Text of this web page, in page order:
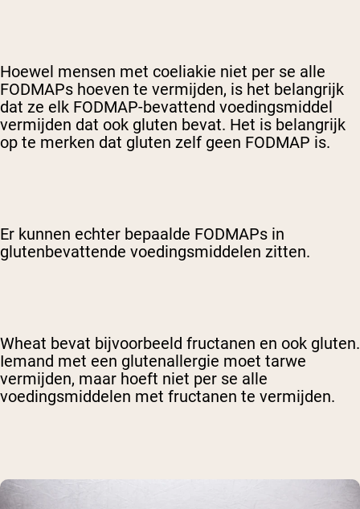
Hoewel mensen met coeliakie niet per se alle
FODMAPs hoeven te vermijden, is het belangrijk
dat ze elk FODMAP-bevattend voedingsmiddel
vermijden dat ook gluten bevat. Het is belangrijk
op te merken dat gluten zelf geen FODMAP is.
Er kunnen echter bepaalde FODMAPs in
glutenbevattende voedingsmiddelen zitten.
Wheat bevat bijvoorbeeld fructanen en ook gluten.
Iemand met een glutenallergie moet tarwe
vermijden, maar hoeft niet per se alle
voedingsmiddelen met fructanen te vermijden.